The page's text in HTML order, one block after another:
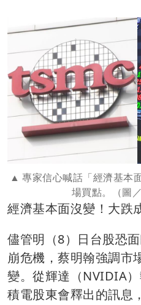
專家信心喊話「經濟基本
場買點。（圖
經濟基本面沒變！大跌
儘管明（8）日台股恐
崩危機，蔡明翰強調市
變。從輝達（NVIDIA
積電股東會釋出的訊息